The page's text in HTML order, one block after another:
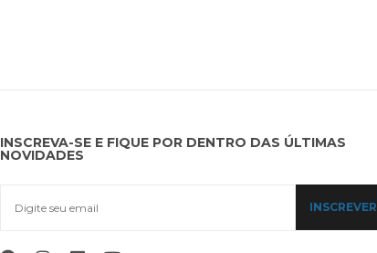
INSCREVA-SE E FIQUE POR DENTRO DAS ÚLTIMAS
NOVIDADES
INSCREVER